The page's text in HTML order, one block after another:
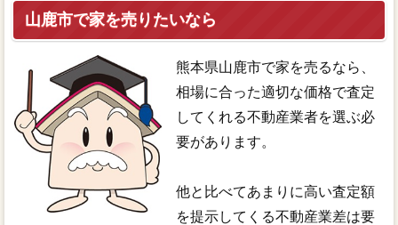
山鹿市で家を売りたいなら
熊本県山鹿市で家を売るなら、
相場に合った適切な価格で査定
してくれる不動産業者を選ぶ必
要があります。
他と比べてあまりに高い査定額
を提示してくる不動産業差は要